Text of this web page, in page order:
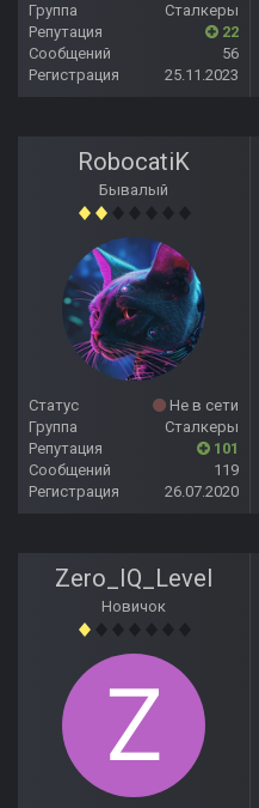
Группа
Сталкеры
Репутация
22
Сообщений
56
Регистрация
25.11.2023
RobocatiK
Бывалый
Статус
Не в сети
Группа
Сталкеры
Репутация
101
Сообщений
119
Регистрация
26.07.2020
Zero_IQ_Level
Новичок